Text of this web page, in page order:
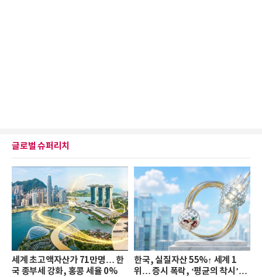
글로벌 슈퍼리치
세계 초고액자산가 71만명… 한
국 종부세 강화, 홍콩 세율 0%
한국, 실질자산 55%↑ 세계 1
위… 증시 폭락, ‘평균의 착시’와